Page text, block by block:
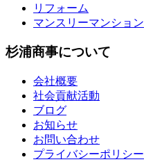
リフォーム
マンスリーマンション
杉浦商事について
会社概要
社会貢献活動
ブログ
お知らせ
お問い合わせ
プライバシーポリシー